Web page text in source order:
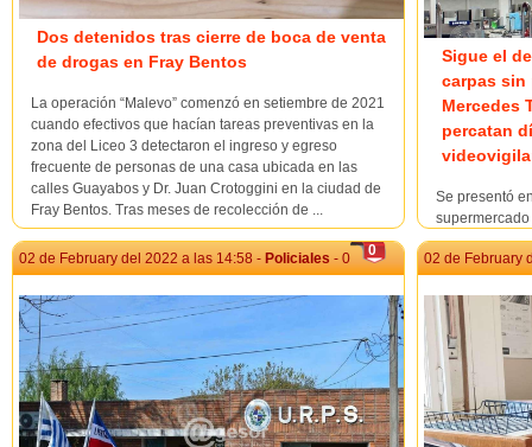
Dos detenidos tras cierre de boca de venta
de drogas en Fray Bentos
La operación “Malevo” comenzó en setiembre de 2021
cuando efectivos que hacían tareas preventivas en la
zona del Liceo 3 detectaron el ingreso y egreso
frecuente de personas de una casa ubicada en las
calles Guayabos y Dr. Juan Crotoggini en la ciudad de
Fray Bentos. Tras meses de recolección de ...
Sigue el
carpas sin
Mercedes
percatan
Se presentó
denunciando
diferentes
Hometech y
0
02 de February del 2022 a las 14:58 - Policiales - 0 02 de February